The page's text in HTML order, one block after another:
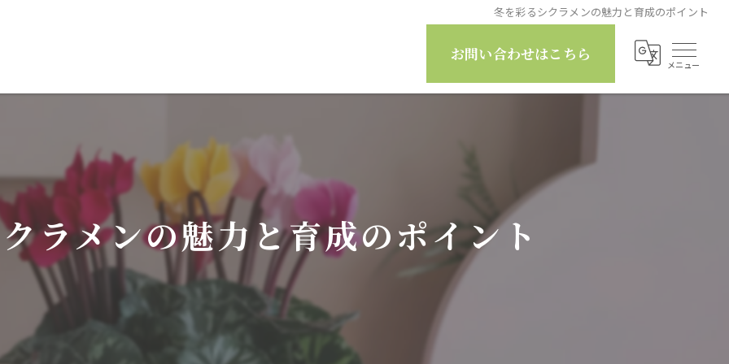
冬を彩るシクラメンの魅力と育成のポイント
お問い合わせはこちら
ラメンの魅力と育成のポイント